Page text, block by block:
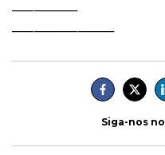
Siga-nos no